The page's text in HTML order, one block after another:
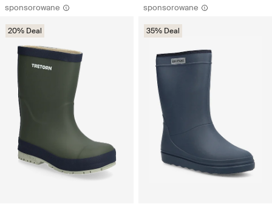
sponsorowane
20% Deal
sponsorowane
35% Deal